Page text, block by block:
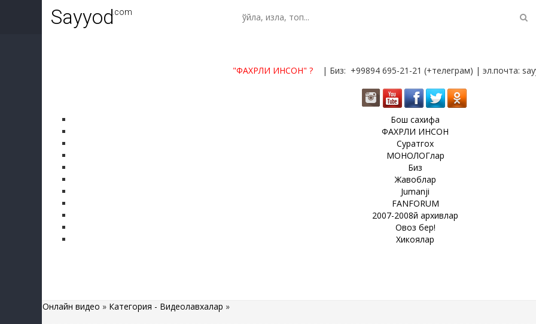
Sayyod.com
"ФАХРЛИ ИНСОН"? | Биз: +99894 695-21-21 (+телеграм) | эл.почта:
Бош сахифа
ФАХРЛИ ИНСОН
Суратгох
МОНОЛОГлар
Биз
Жавоблар
Jumanji
FANFORUM
2007-2008й архивлар
Овоз бер!
Хикоялар
Онлайн видео » Категория - Видеолавхалар »